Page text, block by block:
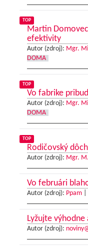
TOP
Martin
efektivity
Autor (zdroj): Mgr.
DOMA
TOP
Vo fabrike
Autor (zdroj): Mgr.
DOMA
TOP
Rodičovský
Autor (zdroj): Mgr.
Vo februári
Autor (zdroj): Ppam|
Lyžujte
Autor (zdroj):